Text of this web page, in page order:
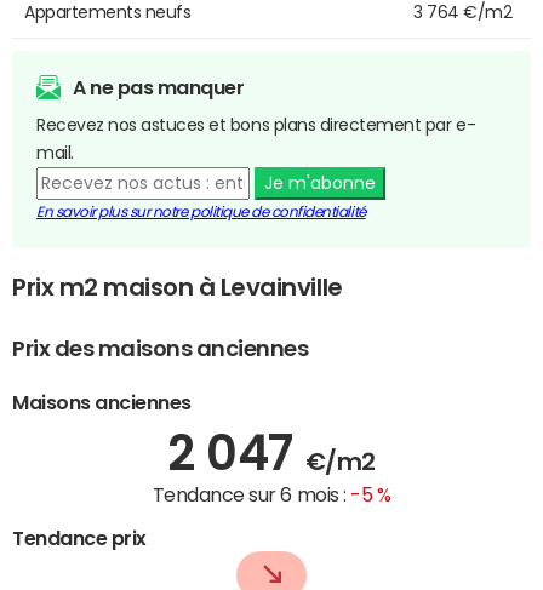
Appartements neufs 3 764 €/m2
A ne pas manquer
Recevez nos astuces et bons plans directement par e-
mail.
Je m'abonne
En savoir plus sur notre politique de confidentialité
Prix m2 maison à Levainville
Prix des maisons anciennes
Maisons anciennes
2 047 €/m2
Tendance sur 6 mois : -5 %
Tendance prix